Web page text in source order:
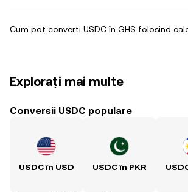
Cum pot converti USDC în GHS folosind
Explorați mai multe
Conversii USDC populare
USDC în USD USDC în PKR